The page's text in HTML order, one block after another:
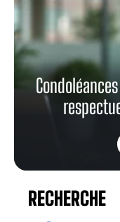
RECHERCHE